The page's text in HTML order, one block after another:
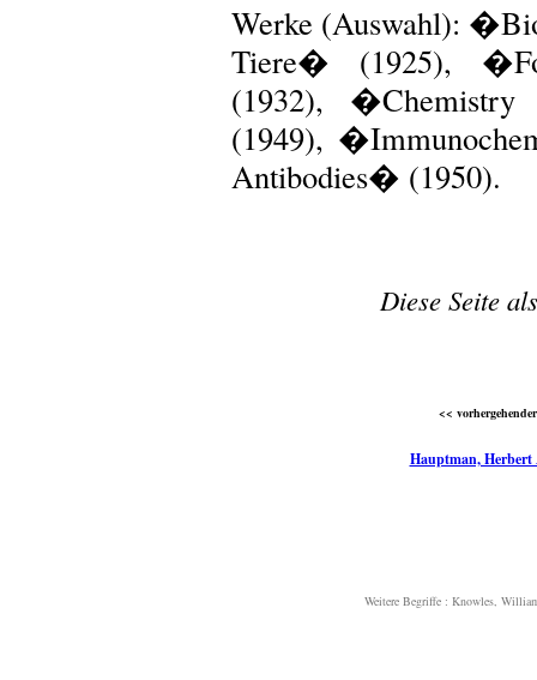
Werke (Auswahl):
Tiere� (1925),
(1932),
(1949),
Antibodies� (1950).
Diese Seite
<<
Hauptman, Herbert
Weitere Begriffe : Knowles,